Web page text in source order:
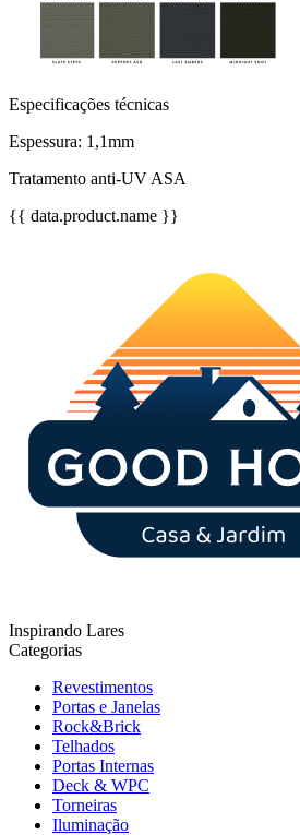
Especificações técnicas
Espessura: 1,1mm
Tratamento anti-UV ASA
{{ data.product.name }}
Inspirando Lares
Categorias
Revestimentos
Portas e Janelas
Rock&Brick
Telhados
Portas Internas
Deck & WPC
Torneiras
Iluminação